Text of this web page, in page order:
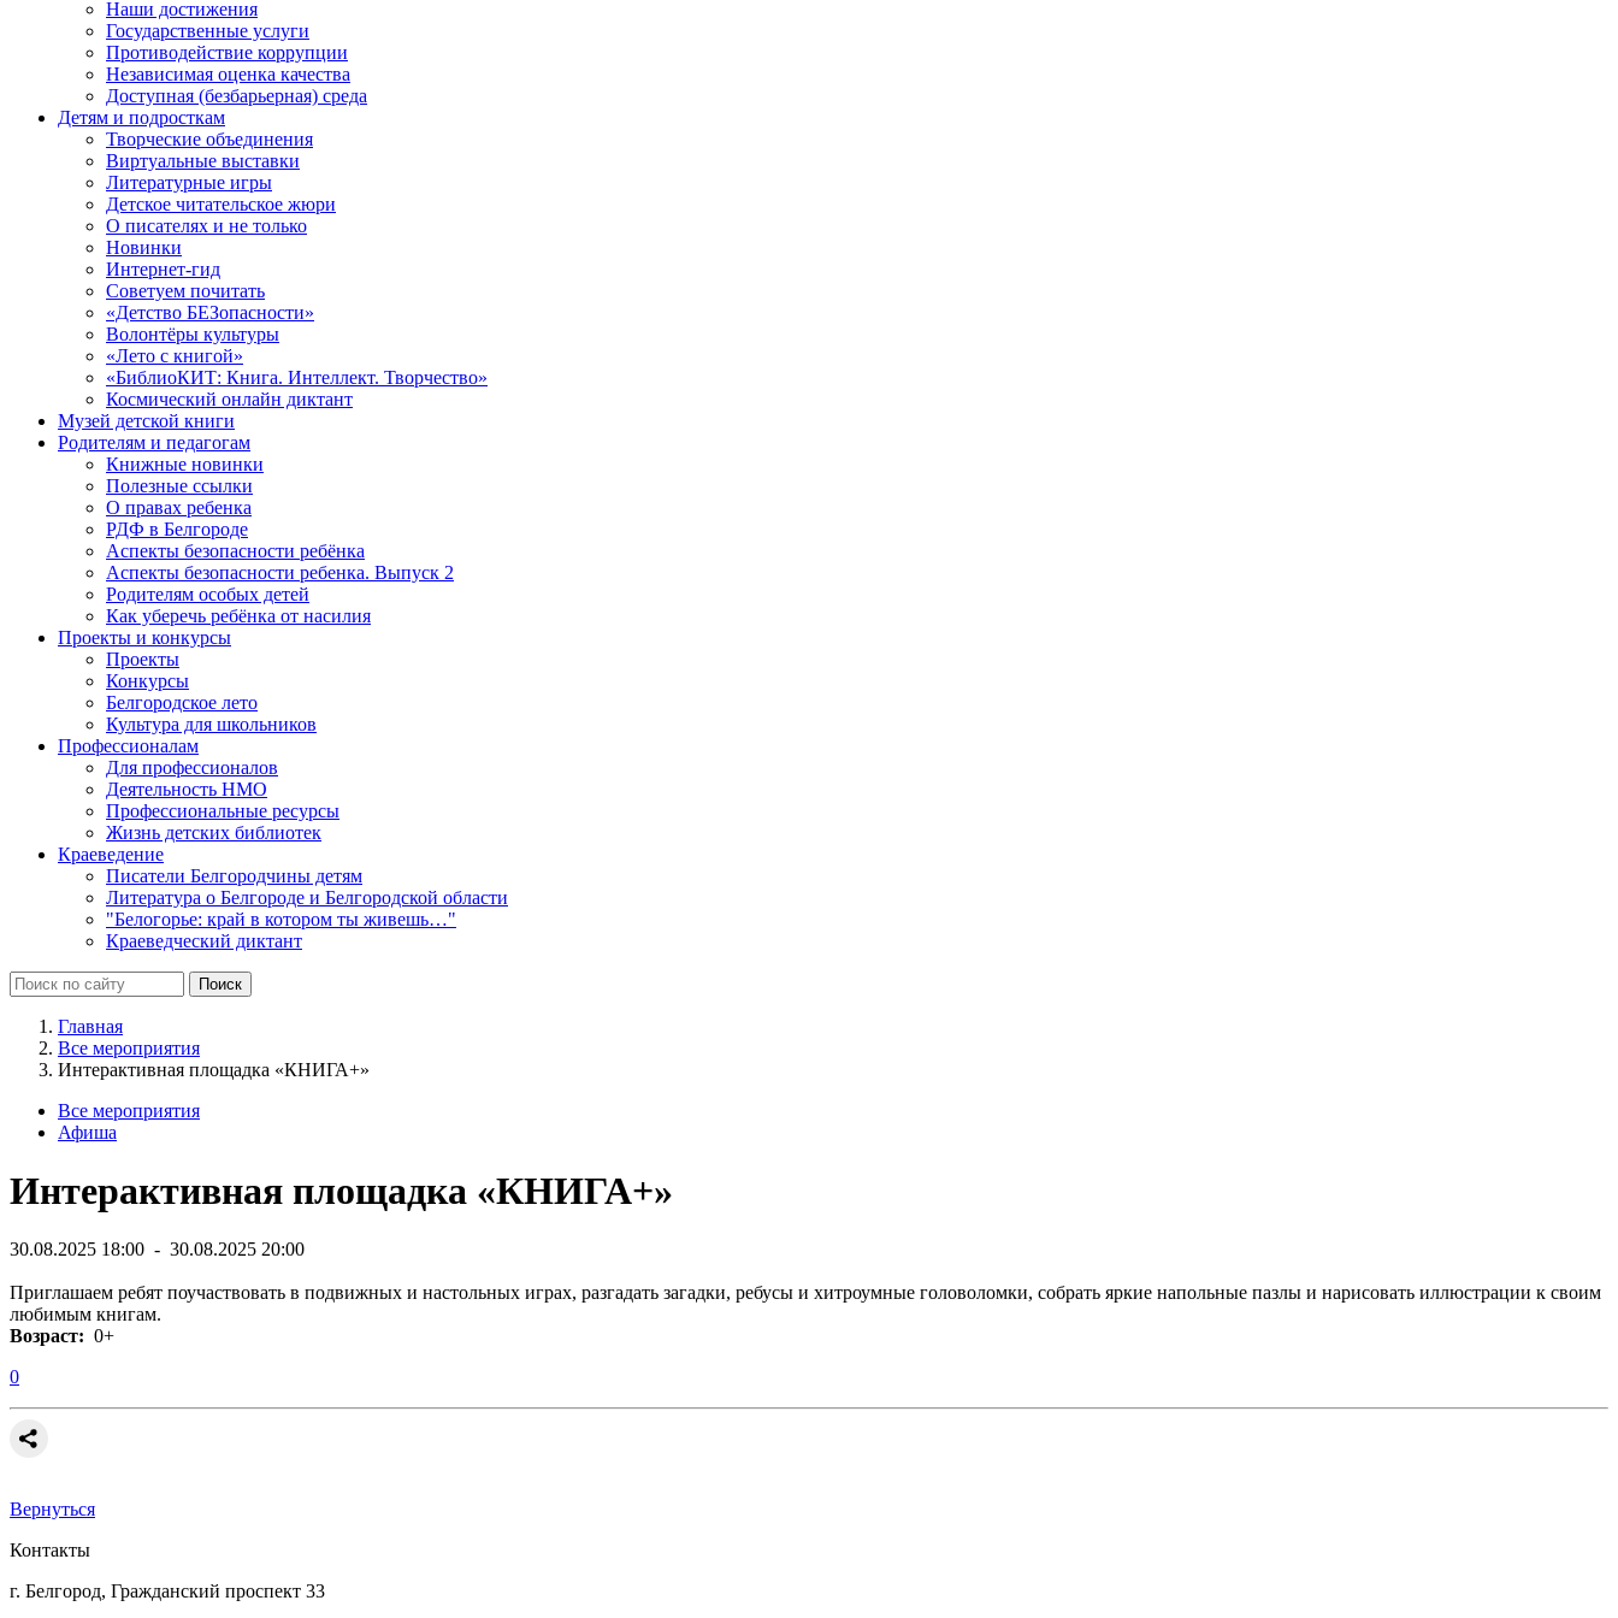
Наши достижения
Государственные услуги
Противодействие коррупции
Независимая оценка качества
Доступная (безбарьерная) среда
Детям и подросткам
Творческие объединения
Виртуальные выставки
Литературные игры
Детское читательское жюри
О писателях и не только
Новинки
Интернет-гид
Советуем почитать
«Детство БЕЗопасности»
Волонтёры культуры
«Лето с книгой»
«БиблиоКИТ: Книга. Интеллект. Творчество»
Космический онлайн диктант
Музей детской книги
Родителям и педагогам
Книжные новинки
Полезные ссылки
О правах ребенка
РДФ в Белгороде
Аспекты безопасности ребёнка
Аспекты безопасности ребенка. Выпуск 2
Родителям особых детей
Как уберечь ребёнка от насилия
Проекты и конкурсы
Проекты
Конкурсы
Белгородское лето
Культура для школьников
Профессионалам
Для профессионалов
Деятельность НМО
Профессиональные ресурсы
Жизнь детских библиотек
Краеведение
Писатели Белгородчины детям
Литература о Белгороде и Белгородской области
"Белогорье: край в котором ты живешь…"
Краеведческий диктант
Главная
Все мероприятия
Интерактивная площадка «КНИГА+»
Все мероприятия
Афиша
Интерактивная площадка «КНИГА+»
30.08.2025 18:00 - 30.08.2025 20:00
Приглашаем ребят поучаствовать в подвижных и настольных играх, разгадать загадки, ребусы и хитроумные головоломки, собрать яркие напольные пазлы и нарисовать иллюстрации к своим
любимым книгам.
Возраст: 0+
0
Вернуться
Контакты
г. Белгород, Гражданский проспект 33